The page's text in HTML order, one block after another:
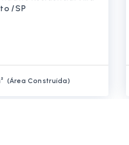
/ SP
(Área Construída)